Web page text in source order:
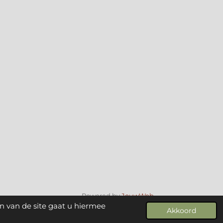
van de site gaat u hiermee Akkoord
Powered byJouwWeb